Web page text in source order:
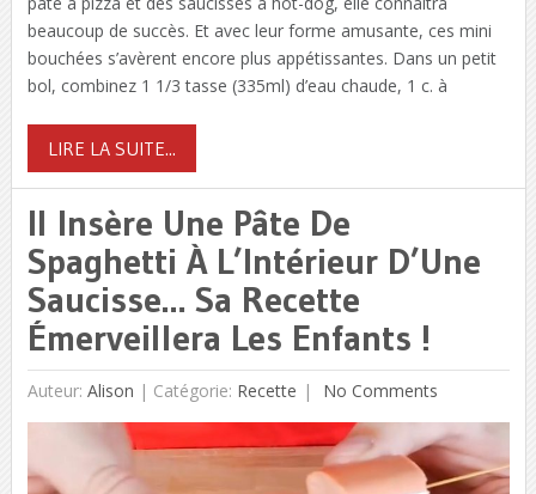
beaucoup de succès. Et avec leur forme amusante, ces mini
bouchées s’avèrent encore plus appétissantes. Dans un petit
bol, combinez 1 1/3 tasse (335ml) d’eau chaude, 1 c. à
LIRE LA SUITE...
Il Insère Une Pâte De
Spaghetti À L’Intérieur D’Une
Saucisse… Sa Recette
Émerveillera Les Enfants !
Auteur: Alison | Catégorie: Recette No Comments